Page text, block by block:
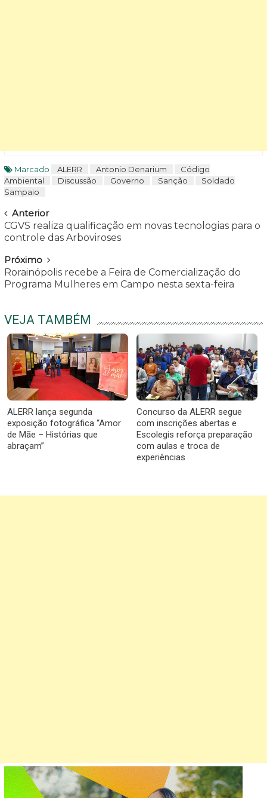
Marcado ALERR Antonio Denarium
Código
Ambiental
Discussão Governo Sanção
Soldado
Sampaio
Navegar
Anterior
CGVS realiza qualificação em novas tecnologias para o
controle das Arboviroses
Próximo
Rorainópolis recebe a Feira de Comercialização do
Programa Mulheres em Campo nesta sexta-feira
VEJA TAMBÉM
ALERR lança segunda
exposição fotográfica “Amor
de Mãe – Histórias que
abraçam”
Concurso da ALERR segue
com inscrições abertas e
Escolegis reforça preparação
com aulas e troca de
experiências